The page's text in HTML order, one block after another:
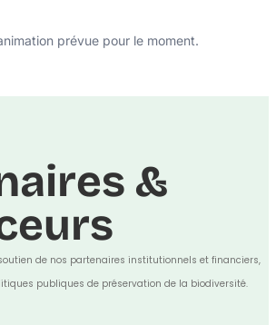
prévue pour le moment.
&
de nos partenaires institutionnels et financiers,
publiques de préservation de la biodiversité.